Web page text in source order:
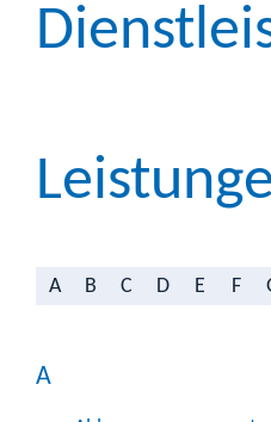
A B C D E F
A